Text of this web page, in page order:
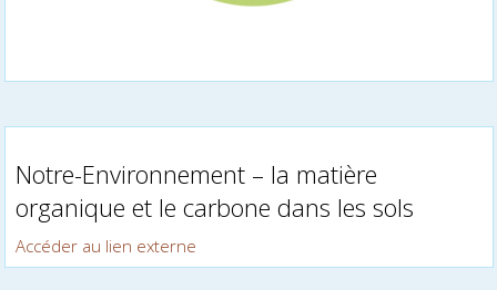
Notre-Environnement – la matière
organique et le carbone dans les sols
Accéder au lien externe